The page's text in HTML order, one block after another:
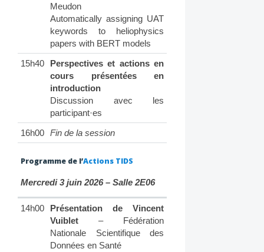
Meudon
Automatically assigning UAT
keywords to heliophysics
papers with BERT models
15h40
Perspectives et actions en
cours présentées en
introduction
Discussion avec les
participant·es
16h00 Fin de la session
Programme de l’Actions TIDS
Mercredi 3 juin 2026 – Salle 2E06
14h00
Présentation de Vincent
Vuiblet– Fédération
Nationale Scientifique des
Données en Santé